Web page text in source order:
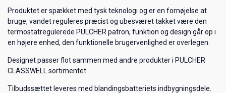
Produktet er spækket med tysk teknologi og er en fornøjelse at
bruge, vandet reguleres præcist og ubesværet takket være den
termostatregulerede PULCHER patron, funktion og design går op i
en højere enhed, den funktionelle brugervenlighed er overlegen.
Designet passer flot sammen med andre produkter i PULCHER
CLASSWELL sortimentet.
Tilbudssættet leveres med blandingsbatteriets indbygningsdele.